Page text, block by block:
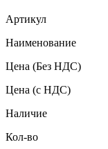
Артикул
Наименование
Цена (Без НДС)
Цена (с НДС)
Наличие
Кол-во